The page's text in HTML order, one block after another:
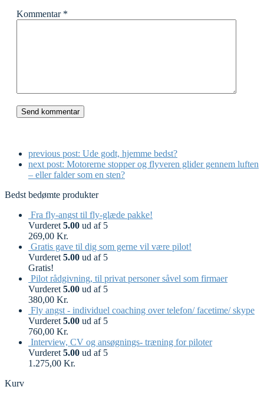
Kommentar *
previous post: Ude godt, hjemme bedst?
next post: Motorerne stopper og flyveren glider gennem luften
– eller falder som en sten?
Bedst bedømte produkter
Fra fly-angst til fly-glæde pakke!
Vurderet 5.00 ud af 5
269,00 Kr.
Gratis gave til dig som gerne vil være pilot!
Vurderet 5.00 ud af 5
Gratis!
Pilot rådgivning, til privat personer såvel som firmaer
Vurderet 5.00 ud af 5
380,00 Kr.
Fly angst - individuel coaching over telefon/ facetime/ skype
Vurderet 5.00 ud af 5
760,00 Kr.
Interview, CV og ansøgnings- træning for piloter
Vurderet 5.00 ud af 5
1.275,00 Kr.
Kurv